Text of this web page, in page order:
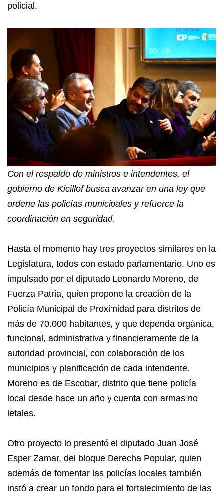
policial.
Con el respaldo de ministros e intendentes, el
gobierno de Kicillof busca avanzar en una ley que
ordene las policías municipales y refuerce la
coordinación en seguridad.
Hasta el momento hay tres proyectos similares en la
Legislatura, todos con estado parlamentario. Uno es
impulsado por el diputado Leonardo Moreno, de
Fuerza Patria, quien propone la creación de la
Policía Municipal de Proximidad para distritos de
más de 70.000 habitantes, y que dependa orgánica,
funcional, administrativa y financieramente de la
autoridad provincial, con colaboración de los
municipios y planificación de cada intendente.
Moreno es de Escobar, distrito que tiene policía
local desde hace un año y cuenta con armas no
letales.
Otro proyecto lo presentó el diputado Juan José
Esper Zamar, del bloque Derecha Popular, quien
además de fomentar las policías locales también
instó a crear un fondo para el fortalecimiento de las